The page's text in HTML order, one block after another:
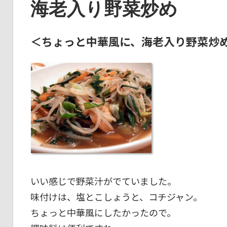
海老入り野菜炒め
＜ちょっと中華風に、海老入り野菜炒
いい感じで野菜汁がでていました。
味付けは、塩とこしょうと、コチジャン。
ちょっと中華風にしたかったので。